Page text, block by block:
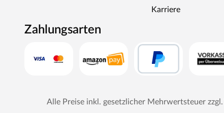
Karriere
Zahlungsarten
Alle Preise inkl. gesetzlicher Mehrwertsteuer zzgl.